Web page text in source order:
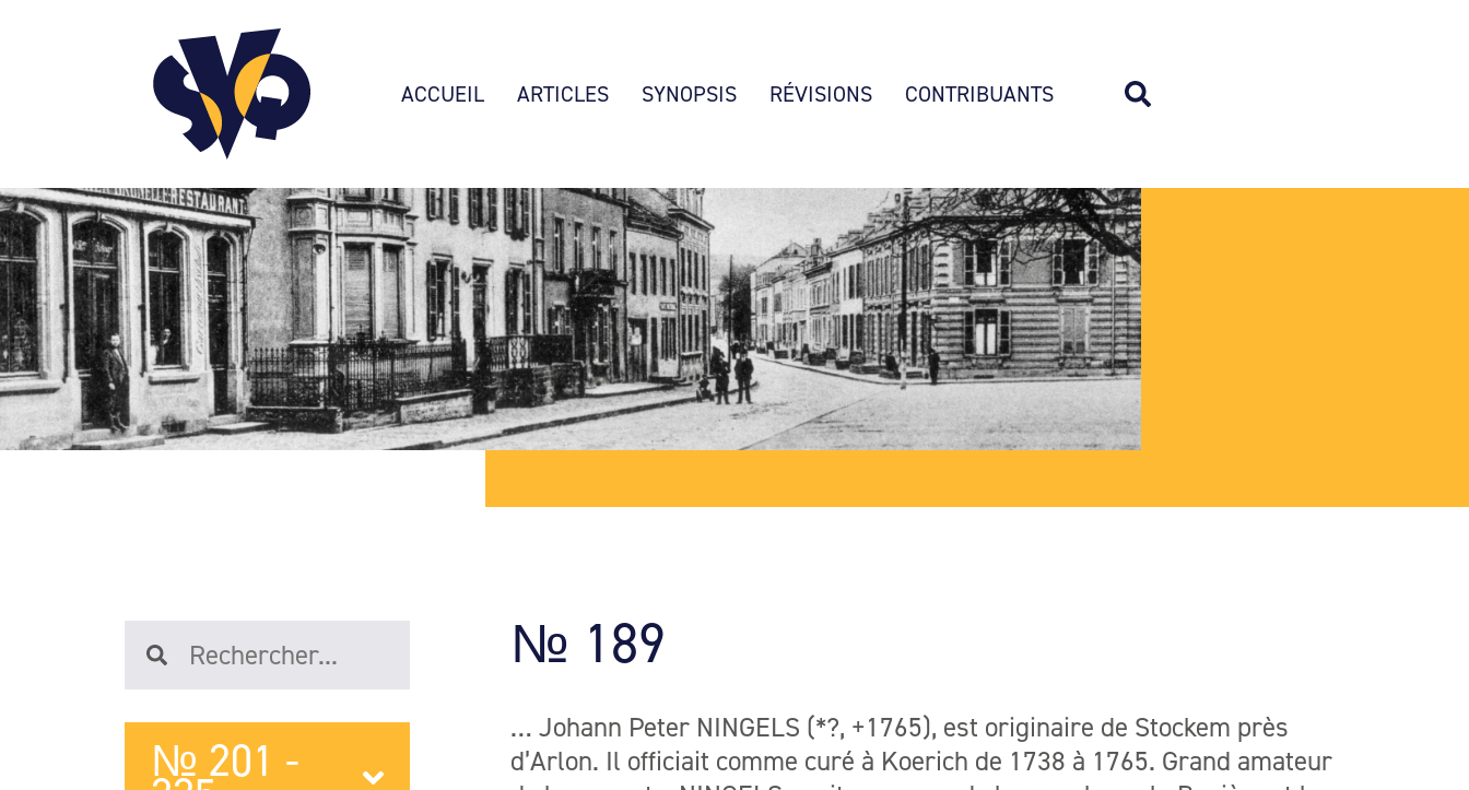
ACCUEIL ARTICLES SYNOPSIS RÉVISIONS CONTRIBUANTS
№ 201 -
№ 189
… Johann Peter NINGELS (*?, +1765), est originaire de Stockem près
d’Arlon. Il officiait comme curé à Koerich de 1738 à 1765. Grand amateur